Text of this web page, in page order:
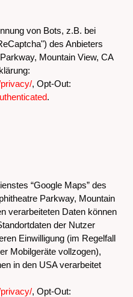
von Bots, z.B. bei
des Anbieters
Mountain View, CA
, Opt-Out:
.
“Google Maps” des
Parkway, Mountain
verarbeiteten Daten können
der Nutzer
Einwilligung (im Regelfall
Mobilgeräte vollzogen),
in den USA verarbeitet
, Opt-Out: